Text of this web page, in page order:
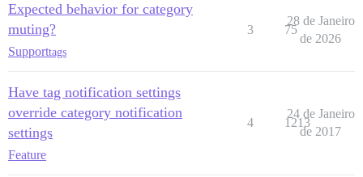
Expected behavior for category
muting?
Supporttags
3 75
28 de Janeiro
de 2026
Have tag notification settings
override category notification
settings
Feature
4 1213
24 de Janeiro
de 2017